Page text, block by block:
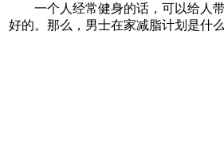
一个人经常健身的话，可以给人带
好的。那么，男士在家减脂计划是什